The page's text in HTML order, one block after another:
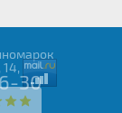
30